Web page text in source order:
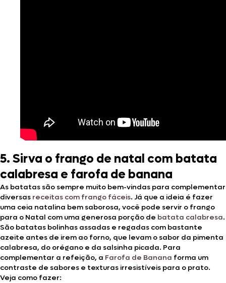
5. Sirva o frango de natal com batata
calabresa e farofa de banana
As batatas são sempre muito bem-vindas para complementar
diversas receitas com frango fáceis. Já que a ideia é fazer
uma ceia natalina bem saborosa, você pode servir o frango
para o Natal com uma generosa porção de batata calabresa.
São batatas bolinhas assadas e regadas com bastante
azeite antes de irem ao forno, que levam o sabor da pimenta
calabresa, do orégano e da salsinha picada. Para
complementar a refeição, a Farofa de Banana forma um
contraste de sabores e texturas irresistíveis para o prato.
Veja como fazer: